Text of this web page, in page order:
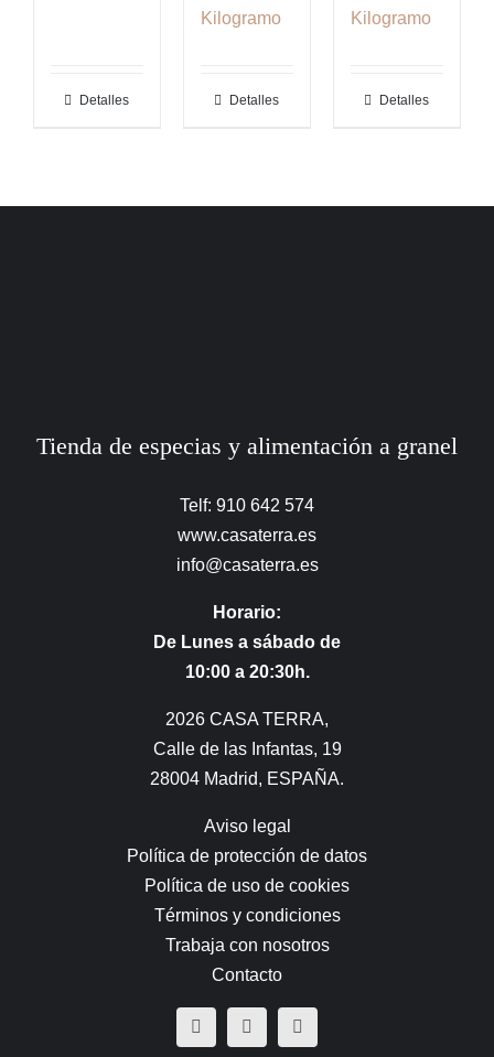
Detalles
Kilogramo
Detalles
Kilogramo
Detalles
Tienda de especias y alimentación a granel
Telf: 910 642 574
www.casaterra.es
info@casaterra.es
Horario:
De Lunes a sábado de
10:00 a 20:30h.
2026 CASA TERRA,
Calle de las Infantas, 19
28004 Madrid, ESPAÑA.
Aviso legal
Política de protección de datos
Política de uso de cookies
Términos y condiciones
Trabaja con nosotros
Contacto